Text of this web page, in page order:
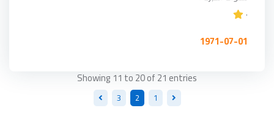
٠
1971-07-01
Showing 11 to 20 of 21 entries
1
2
3